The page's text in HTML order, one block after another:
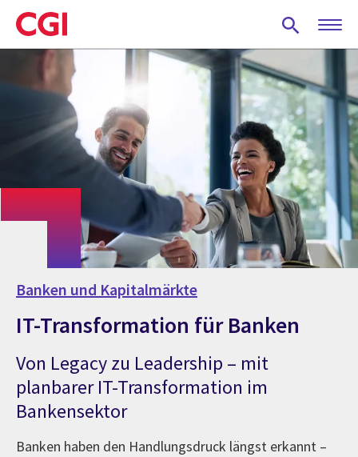
Skip
to
main
content
Banken und Kapitalmärkte
IT-Transformation für Banken
Von Legacy zu Leadership – mit
planbarer IT-Transformation im
Bankensektor
Banken haben den Handlungsdruck längst erkannt –